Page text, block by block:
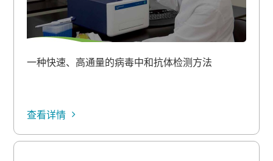
一种快速、高通量的病毒中和抗体检测方法
查看详情